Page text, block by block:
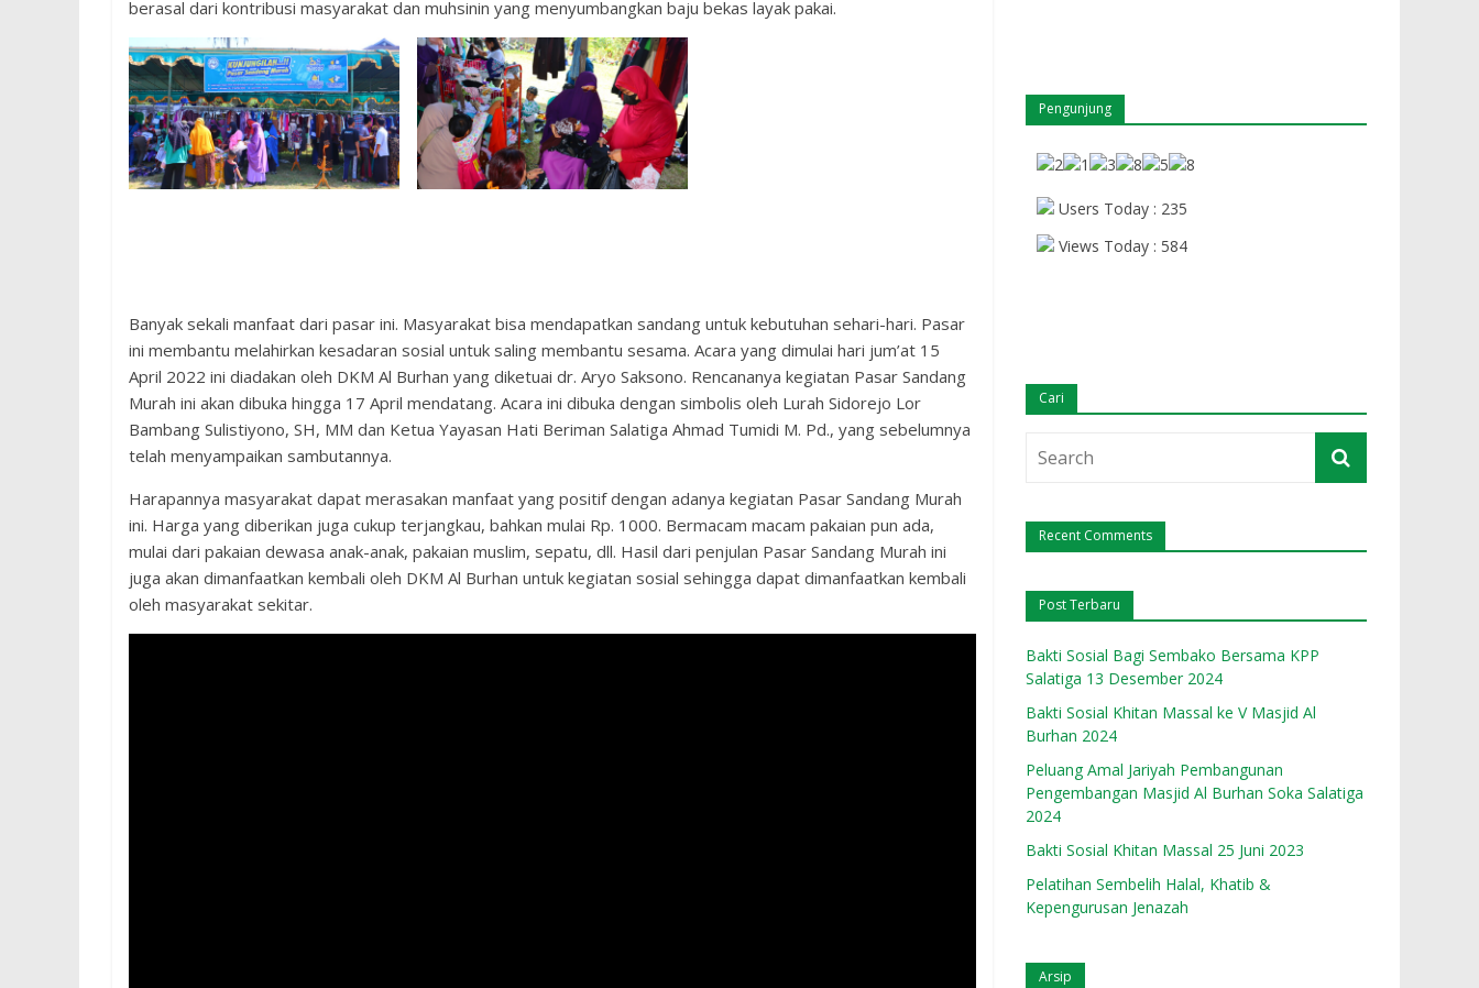
berasal dari kontribusi masyarakat dan muhsinin yang menyumbangkan baju bekas layak pakai.
Banyak sekali manfaat dari pasar ini. Masyarakat bisa mendapatkan sandang untuk kebutuhan sehari-hari. Pasar
ini membantu melahirkan kesadaran sosial untuk saling membantu sesama. Acara yang dimulai hari jum’at 15
April 2022 ini diadakan oleh DKM Al Burhan yang diketuai dr. Aryo Saksono. Rencananya kegiatan Pasar Sandang
Murah ini akan dibuka hingga 17 April mendatang. Acara ini dibuka dengan simbolis oleh Lurah Sidorejo Lor
Bambang Sulistiyono, SH, MM dan Ketua Yayasan Hati Beriman Salatiga Ahmad Tumidi M. Pd., yang sebelumnya
telah menyampaikan sambutannya.
Harapannya masyarakat dapat merasakan manfaat yang positif dengan adanya kegiatan Pasar Sandang Murah
ini. Harga yang diberikan juga cukup terjangkau, bahkan mulai Rp. 1000. Bermacam macam pakaian pun ada,
mulai dari pakaian dewasa anak-anak, pakaian muslim, sepatu, dll. Hasil dari penjulan Pasar Sandang Murah ini
juga akan dimanfaatkan kembali oleh DKM Al Burhan untuk kegiatan sosial sehingga dapat dimanfaatkan kembali
oleh masyarakat sekitar.
Pengunjung
Users Today : 235
Views Today : 584
Cari
Recent Comments
Post Terbaru
Bakti Sosial Bagi Sembako Bersama KPP
Salatiga 13 Desember 2024
Bakti Sosial Khitan Massal ke V Masjid Al
Burhan 2024
Peluang Amal Jariyah Pembangunan
Pengembangan Masjid Al Burhan Soka Salatiga
2024
Bakti Sosial Khitan Massal 25 Juni 2023
Pelatihan Sembelih Halal, Khatib &
Kepengurusan Jenazah
Arsip